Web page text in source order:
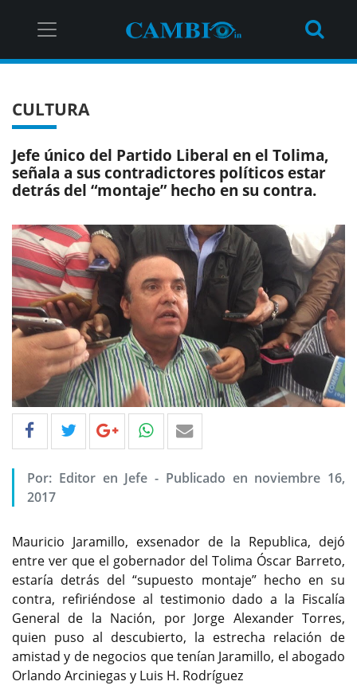
CULTURA
Jefe único del Partido Liberal en el Tolima,
señala a sus contradictores políticos estar
detrás del “montaje” hecho en su contra.
Por: Editor en Jefe - Publicado en noviembre 16,
2017
Mauricio Jaramillo, exsenador de la Republica, dejó
entre ver que el gobernador del Tolima Óscar Barreto,
estaría detrás del “supuesto montaje” hecho en su
contra, refiriéndose al testimonio dado a la Fiscalía
General de la Nación, por Jorge Alexander Torres,
quien puso al descubierto, la estrecha relación de
amistad y de negocios que tenían Jaramillo, el abogado
Orlando Arciniegas y Luis H. Rodríguez